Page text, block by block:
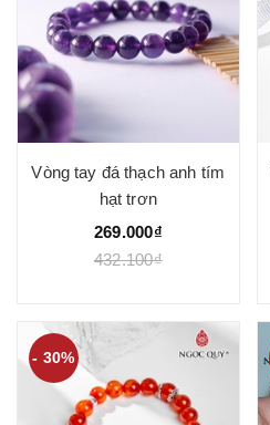
Vòng tay đá thạch anh tím
hạt trơn
269.000₫
432.100₫
- 30%